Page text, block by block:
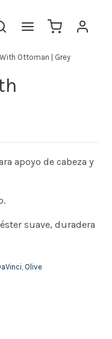
Ottoman | Grey
apoyo de cabeza y
suave, duradera
Olive